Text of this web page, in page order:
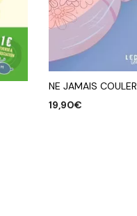
NE JAMAIS COULER
19,90€